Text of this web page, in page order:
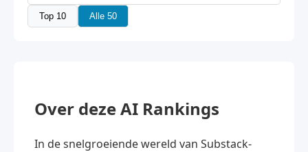
Top 10 Alle 50
Over deze AI Rankings
In de snelgroeiende wereld van Substack-